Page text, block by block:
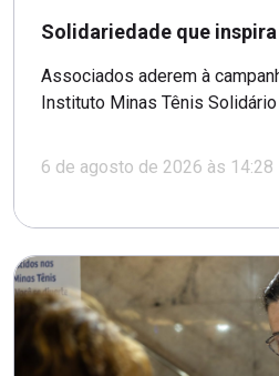
Solidariedade que inspira
Associados aderem à
Instituto Minas Tênis Solidário
6 de agosto de 2026 às 14:28